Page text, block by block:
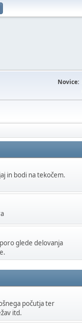
Novice:
in bodi na tekočem.
glede delovanja
počutja ter
itd.